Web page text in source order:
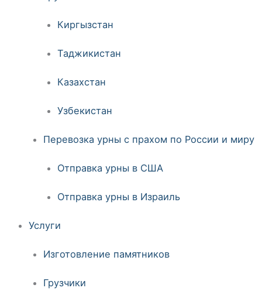
Киргызстан
Таджикистан
Казахстан
Узбекистан
Перевозка урны с прахом по России и миру
Отправка урны в США
Отправка урны в Израиль
Услуги
Изготовление памятников
Грузчики